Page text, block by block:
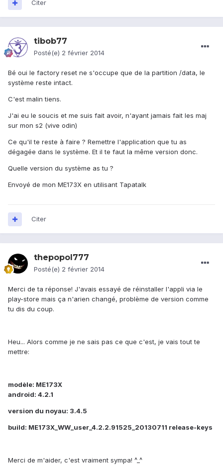
Citer
tibob77
Posté(e) 2 février 2014
Bé oui le factory reset ne s'occupe que de la partition /data, le
système reste intact.
C'est malin tiens.
J'ai eu le soucis et me suis fait avoir, n'ayant jamais fait les maj
sur mon s2 (vive odin)
Ce qu'il te reste à faire ? Remettre l'application que tu as
dégagée dans le système. Et il te faut la même version donc.
Quelle version du système as tu ?
Envoyé de mon ME173X en utilisant Tapatalk
Citer
thepopol777
Posté(e) 2 février 2014
Merci de ta réponse! J'avais essayé de réinstaller l'appli via le
play-store mais ça n'arien changé, problème de version comme
tu dis du coup.
Heu... Alors comme je ne sais pas ce que c'est, je vais tout te
mettre:
modèle: ME173X
android: 4.2.1
version du noyau: 3.4.5
build: ME173X_WW_user_4.2.2.91525_20130711 release-keys
Merci de m'aider, c'est vraiment sympa! ^_^